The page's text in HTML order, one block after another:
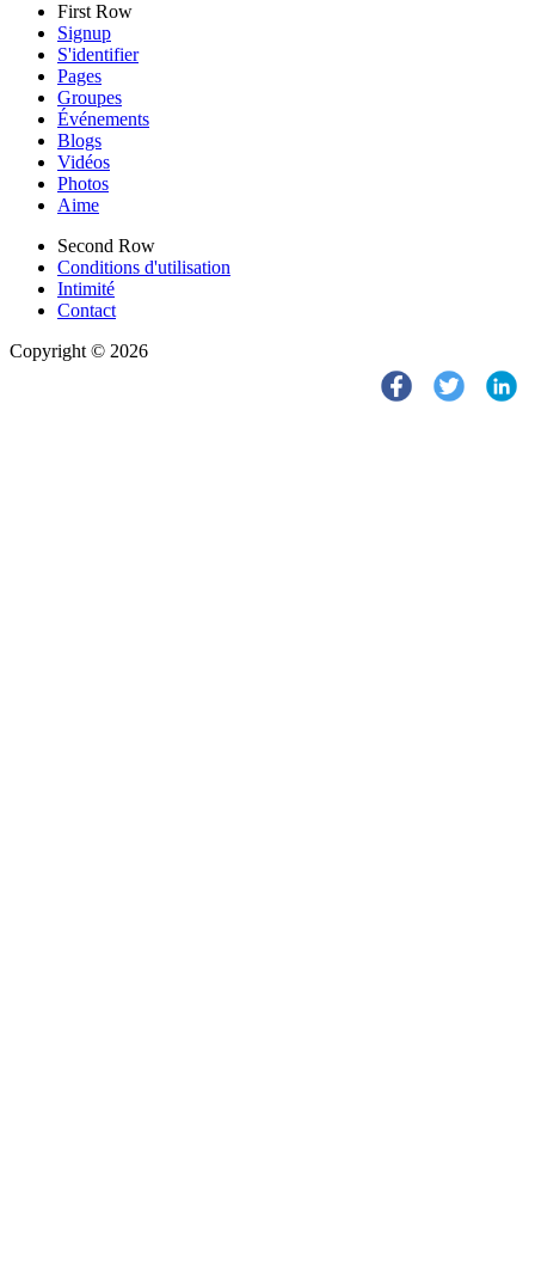
First Row
Signup
S'identifier
Pages
Groupes
Événements
Blogs
Vidéos
Photos
Aime
Second Row
Conditions d'utilisation
Intimité
Contact
Copyright © 2026